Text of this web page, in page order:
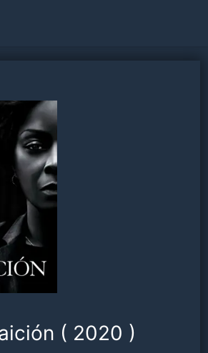
( 2020 )